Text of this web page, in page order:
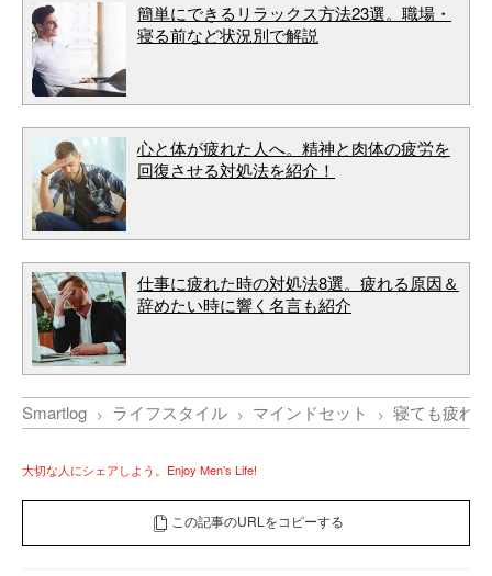
簡単にできるリラックス方法23選。職場・
寝る前など状況別で解説
心と体が疲れた人へ。精神と肉体の疲労を
回復させる対処法を紹介！
仕事に疲れた時の対処法8選。疲れる原因＆
辞めたい時に響く名言も紹介
Smartlog ライフスタイル マインドセット 寝ても疲れ
大切な人にシェアしよう。Enjoy Men’s Life!
この記事のURLをコピーする